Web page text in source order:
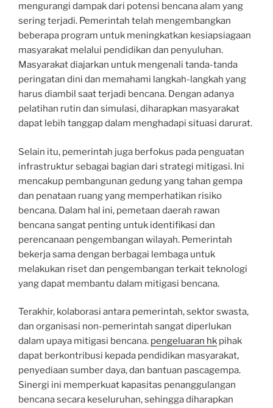
mengurangi dampak dari potensi bencana alam yang
sering terjadi. Pemerintah telah mengembangkan
beberapa program untuk meningkatkan kesiapsiagaan
masyarakat melalui pendidikan dan penyuluhan.
Masyarakat diajarkan untuk mengenali tanda-tanda
peringatan dini dan memahami langkah-langkah yang
harus diambil saat terjadi bencana. Dengan adanya
pelatihan rutin dan simulasi, diharapkan masyarakat
dapat lebih tanggap dalam menghadapi situasi darurat.
Selain itu, pemerintah juga berfokus pada penguatan
infrastruktur sebagai bagian dari strategi mitigasi. Ini
mencakup pembangunan gedung yang tahan gempa
dan penataan ruang yang memperhatikan risiko
bencana. Dalam hal ini, pemetaan daerah rawan
bencana sangat penting untuk identifikasi dan
perencanaan pengembangan wilayah. Pemerintah
bekerja sama dengan berbagai lembaga untuk
melakukan riset dan pengembangan terkait teknologi
yang dapat membantu dalam mitigasi bencana.
Terakhir, kolaborasi antara pemerintah, sektor swasta,
dan organisasi non-pemerintah sangat diperlukan
dalam upaya mitigasi bencana. pengeluaran hk pihak
dapat berkontribusi kepada pendidikan masyarakat,
penyediaan sumber daya, dan bantuan pascagempa.
Sinergi ini memperkuat kapasitas penanggulangan
bencana secara keseluruhan, sehingga diharapkan